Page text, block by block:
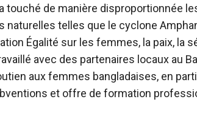
touché de manière disproportionnée
naturelles telles que le cyclone
Égalité sur les femmes, la paix, la
avec des partenaires locaux au
aux femmes bangladaises, en
et offre de formation